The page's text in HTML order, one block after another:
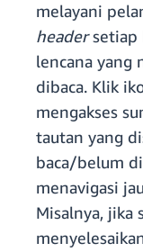
melayani
headersetiap
lencana yang
dibaca. Klik
mengakses
tautan yang
baca/belum
menavigasi
Misalnya, jika